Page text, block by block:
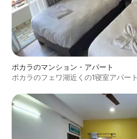
ポカラのマンション・アパート
ポカラのフェワ湖近くの1寝室アパート